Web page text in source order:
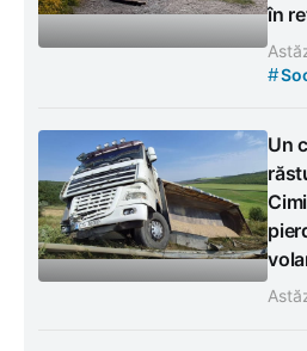
în
#
Un